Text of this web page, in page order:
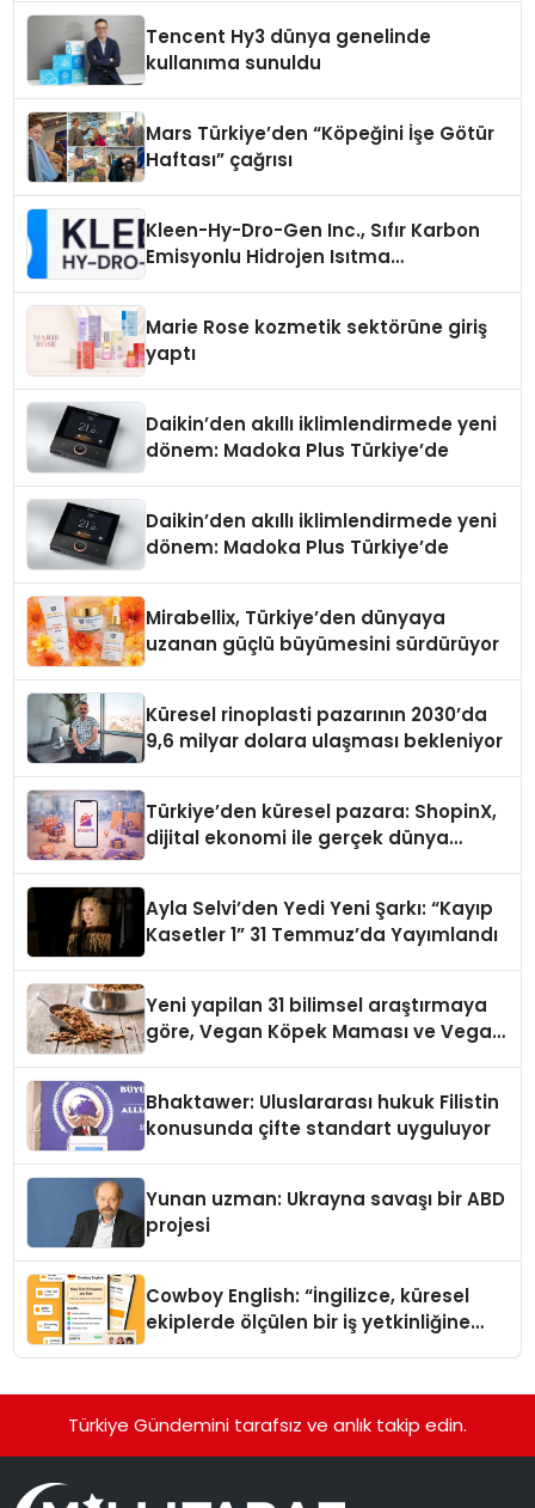
Tencent Hy3 dünya genelinde
kullanıma sunuldu
Mars Türkiye’den “Köpeğini İşe Götür
Haftası” çağrısı
Kleen-Hy-Dro-Gen Inc., Sıfır Karbon
Emisyonlu Hidrojen Isıtma
Marie Rose kozmetik sektörüne giriş
yaptı
Daikin’den akıllı iklimlendirmede yeni
dönem: Madoka Plus Türkiye’de
Daikin’den akıllı iklimlendirmede yeni
dönem: Madoka Plus Türkiye’de
Mirabellix, Türkiye’den dünyaya
uzanan güçlü büyümesini sürdürüyor
Küresel rinoplasti pazarının 2030’da
9,6 milyar dolara ulaşması bekleniyor
Türkiye’den küresel pazara: ShopinX,
dijital ekonomi ile gerçek dünya
Ayla Selvi’den Yedi Yeni Şarkı: “Kayıp
Kasetler 1” 31 Temmuz’da Yayımlandı
Yeni yapilan 31 bilimsel araştırmaya
göre, Vegan Köpek Maması ve Vegan
Bhaktawer: Uluslararası hukuk Filistin
konusunda çifte standart uyguluyor
Yunan uzman: Ukrayna savaşı bir ABD
projesi
Cowboy English: “İngilizce, küresel
ekiplerde ölçülen bir iş yetkinliğine
Türkiye Gündemini tarafsız ve anlık takip edin.